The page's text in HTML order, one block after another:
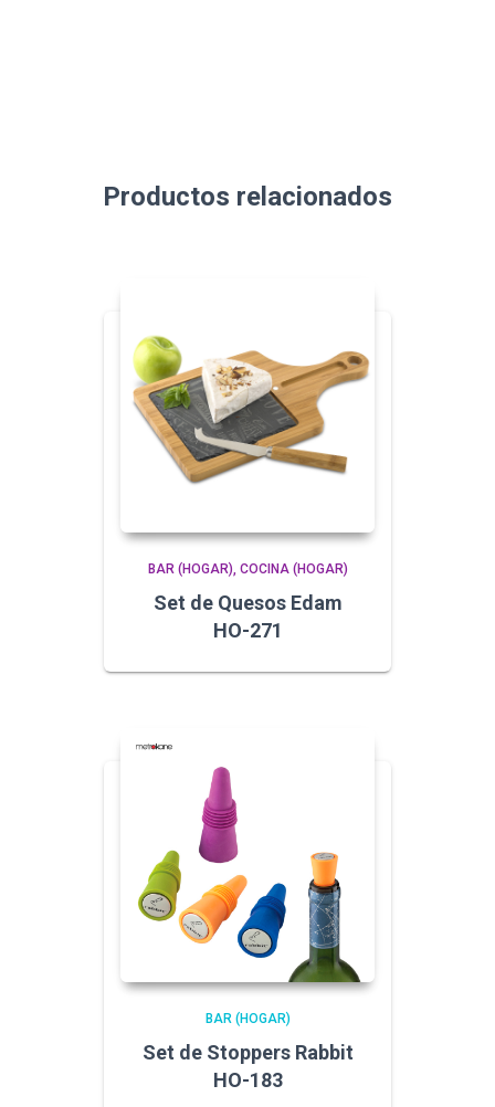
Productos relacionados
BAR (HOGAR) COCINA (HOGAR)
Set de Quesos Edam
HO-271
BAR (HOGAR)
Set de Stoppers Rabbit
HO-183